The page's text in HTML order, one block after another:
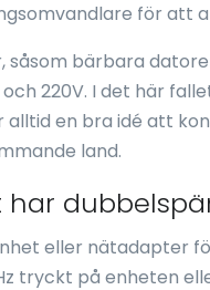
för att
bärbara
220V. I det här
en bra idé att
land.
har
eller nätadapter
tryckt på enheten